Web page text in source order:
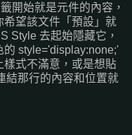
開始就是元件的內容，
望該文件「預設」就
Style 去起始隱藏它，
style='display:none;'
式不滿意，或是想貼
結那行的內容和位置就